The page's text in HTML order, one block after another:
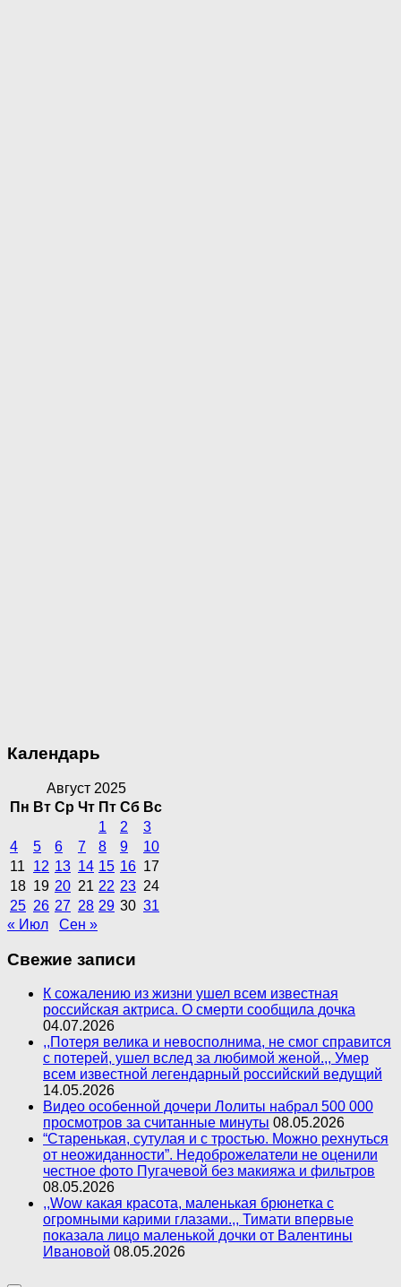
Календарь
Август 2025
Пн Вт Ср Чт Пт Сб Вс
1
2
3
4
5 6 7 8 9
10
11
12 13 14 15 16 17
18 19 20 21 22 23 24
25 26 27 28 29 30 31
« Июл
Сен »
Свежие записи
К сожалению из жизни ушел всем известная
российская актриса. О смерти сообщила дочка
04.07.2026
,,Потеря велика и невосполнима, не смог справится
с потерей, ушел вслед за любимой женой.,, Умер
всем известной легендарный российский ведущий
14.05.2026
Видео особенной дочери Лолиты набрал 500 000
просмотров за считанные минуты 08.05.2026
“Старенькая, сутулая и с тростью. Можно рехнуться
от неожиданности”. Недоброжелатели не оценили
честное фото Пугачевой без макияжа и фильтров
08.05.2026
,,Wow какая красота, маленькая брюнетка с
огромными карими глазами.,, Тимати впервые
показала лицо маленькой дочки от Валентины
Ивановой 08.05.2026